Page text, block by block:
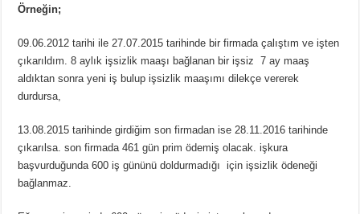
Örneğin;
09.06.2012 tarihi ile 27.07.2015 tarihinde bir firmada çalıştım ve işten
çıkarıldım. 8 aylık işsizlik maaşı bağlanan bir işsiz 7 ay maaş
aldıktan sonra yeni iş bulup işsizlik maaşımı dilekçe vererek
durdursa,
13.08.2015 tarihinde girdiğim son firmadan ise 28.11.2016 tarihinde
çıkarılsa. son firmada 461 gün prim ödemiş olacak. işkura
başvurduğunda 600 iş gününü doldurmadığı için işsizlik ödeneği
bağlanmaz.